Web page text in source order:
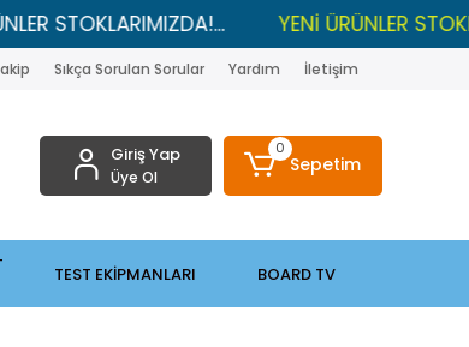
YENİ ÜRÜNLER STOKLARDA ,
Sıkça Sorulan Sorular Yardım İletişim
Giriş Yap
Üye Ol
0
Sepetim
TEST EKİPMANLARI BOARD TV